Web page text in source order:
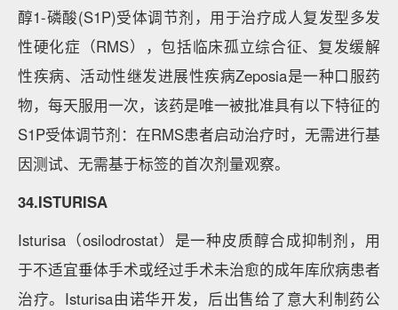
醇1-磷酸(S1P)受体调节剂，用于治疗成人复发型多发
性硬化症（RMS），包括临床孤立综合征、复发缓解
性疾病、活动性继发进展性疾病Zeposia是一种口服药
物，每天服用一次，该药是唯一被批准具有以下特征的
S1P受体调节剂：在RMS患者启动治疗时，无需进行基
因测试、无需基于标签的首次剂量观察。
34.ISTURISA
Isturisa（osilodrostat）是一种皮质醇合成抑制剂，用
于不适宜垂体手术或经过手术未治愈的成年库欣病患者
治疗。Isturisa由诺华开发，后出售给了意大利制药公